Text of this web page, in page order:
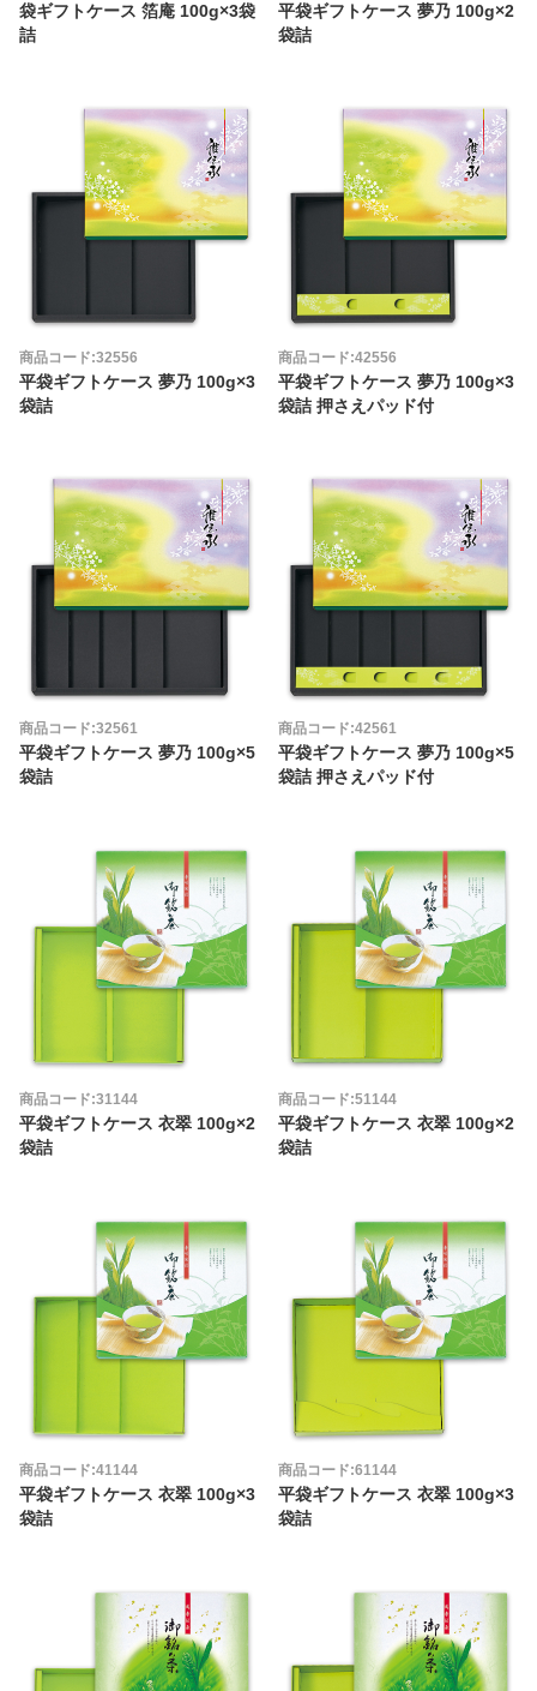
袋ギフトケース 箔庵 100g×3袋
詰
平袋ギフトケース 夢乃 100g×2
袋詰
商品コード:32556
平袋ギフトケース 夢乃 100g×3
袋詰
商品コード:42556
平袋ギフトケース 夢乃 100g×3
袋詰 押さえパッド付
商品コード:32561
平袋ギフトケース 夢乃 100g×5
袋詰
商品コード:42561
平袋ギフトケース 夢乃 100g×5
袋詰 押さえパッド付
商品コード:31144
平袋ギフトケース 衣翠 100g×2
袋詰
商品コード:51144
平袋ギフトケース 衣翠 100g×2
袋詰
商品コード:41144
平袋ギフトケース 衣翠 100g×3
袋詰
商品コード:61144
平袋ギフトケース 衣翠 100g×3
袋詰